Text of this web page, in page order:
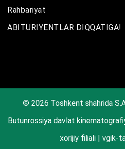
Rahbariyat
ABITURIYENTLAR DIQQATIGA!
© 2026 Toshkent shahrida
Butunrossiya davlat
xorijiy filiali | vgik-